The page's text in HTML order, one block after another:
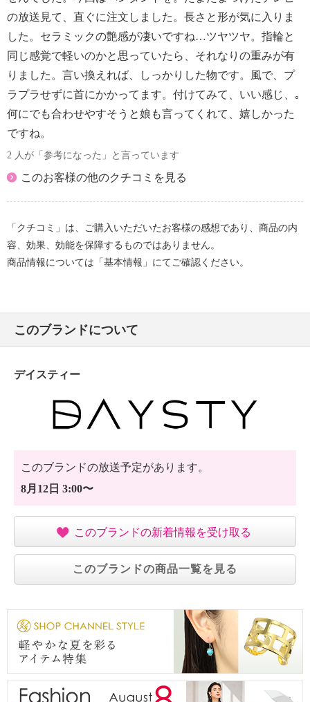
の放送見て、直ぐに注文しました。長さと形が気に入りま
した。セラミックの艶感が凄いですね…ツヤツヤ。指輪と
同じ感覚で軽いのかと思っていたら、それなりの重みが有
りました。言い換えれば、しっかりした物です。風で、プ
ラプラせずに首にかかってます。付けてみて、いい感じ、｡
何にでも合わせやすそうと娘も言ってくれて、嬉しかった
ですね。
2 人が「参考になった」と言っています
このお客様の他のクチコミを見る
「クチコミ」は、ご購入いただいたお客様の感想であり、商品の内
容、効果、効能を保障するものではありません。
商品情報については「基本情報」にてご確認ください。
このブランドについて
デイスティー
このブランドの放送予定があります。
8月12日 3:00〜
このブランドの新着情報を受け取る
このブランドの商品一覧を見る